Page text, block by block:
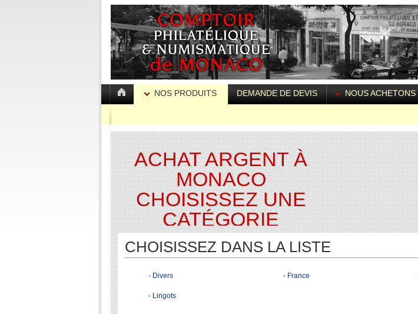
NOS PRODUITS DEMANDE DE DEVIS NOUS ACHETONS
ACHAT ARGENT À
MONACO
CHOISISSEZ UNE
CATÉGORIE
CHOISISSEZ DANS LA LISTE
- Divers - France
- Lingots